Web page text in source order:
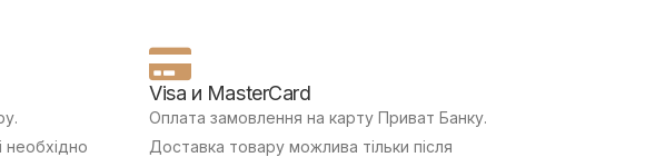
необхідно
Visa и MasterCard
Оплата замовлення на карту Приват Банку.
Доставка товару можлива тільки після